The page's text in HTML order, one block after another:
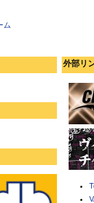
ム
外部リ